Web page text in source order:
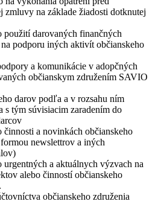
zmluvy na základe žiadosti dotknutej
použití darovaných finančných
podporu iných aktivít občianskeho
a komunikácie v adopčných
občianskym združením SAVIO
darov podľa a v rozsahu ním
s tým súvisiacim zaradením do
činnosti a novinkách občianskeho
newslettrov a iných
urgentných a aktuálnych výzvach na
alebo činností občianskeho
občianskeho združenia